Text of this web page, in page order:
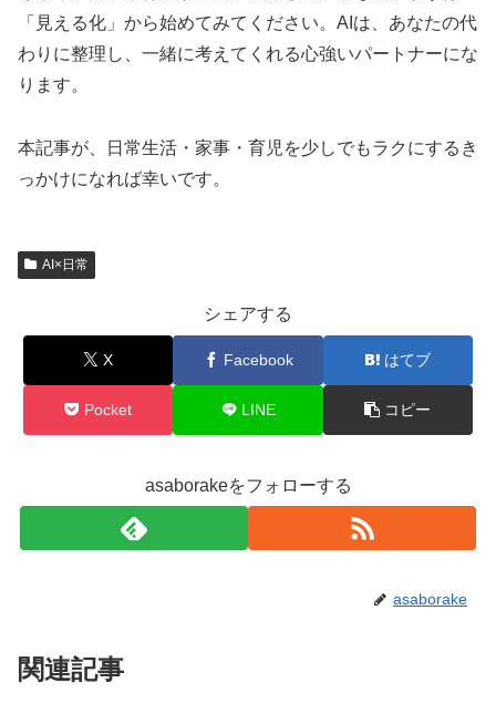
「見える化」から始めてみてください。AIは、あなたの代
わりに整理し、一緒に考えてくれる心強いパートナーにな
ります。
本記事が、日常生活・家事・育児を少しでもラクにするき
っかけになれば幸いです。
AI×日常
シェアする
X Facebook はてブ
Pocket LINE コピー
asaborakeをフォローする
asaborake
関連記事